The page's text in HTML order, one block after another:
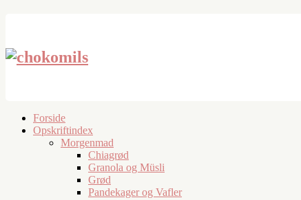
Forside
Opskriftindex
Morgenmad
Chiagrød
Granola og Müsli
Grød
Pandekager og Vafler